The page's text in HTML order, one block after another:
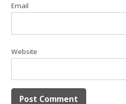
Email
Website